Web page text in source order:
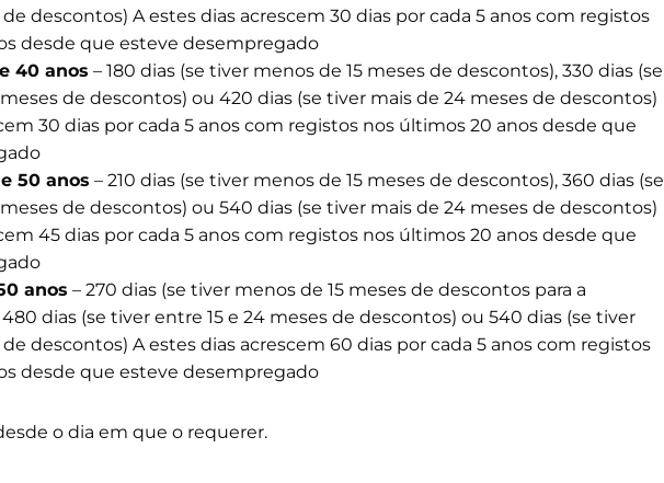
descontos) A estes dias acrescem 30 dias por cada 5 anos com registos
desde que esteve desempregado
40 anos – 180 dias (se tiver menos de 15 meses de descontos), 330 dias (se
de descontos) ou 420 dias (se tiver mais de 24 meses de descontos)
30 dias por cada 5 anos com registos nos últimos 20 anos desde que
50 anos – 210 dias (se tiver menos de 15 meses de descontos), 360 dias (se
de descontos) ou 540 dias (se tiver mais de 24 meses de descontos)
45 dias por cada 5 anos com registos nos últimos 20 anos desde que
anos – 270 dias (se tiver menos de 15 meses de descontos para a
480 dias (se tiver entre 15 e 24 meses de descontos) ou 540 dias (se tiver
descontos) A estes dias acrescem 60 dias por cada 5 anos com registos
desde que esteve desempregado
o dia em que o requerer.